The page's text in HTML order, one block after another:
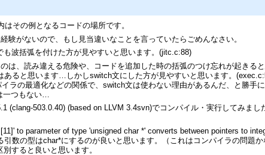
その例となるコードの場所です。
験がないので、もし見当違いなことを言っていたらごめんなさい。
波括弧を付けた方が見やすいと思います。(jitc.c:88)
は、読み違える危険や、コードを追加した時の括弧のつけ忘れが起きる
あると思います…しかしswitch文にした方が見やすいと思います。
ラの最適化などの関係で、switch文は使わない理由があるんだ、と勝手
一つもない…
(clang-503.0.40) (based on LLVM 3.4svn)でコンパイル・実行してみまし
to parameter of type 'unsigned char *' converts between pointers to
数の型はchar*にするのが良いと思います。（これはコンパイラの問題か
すると良いと思います。